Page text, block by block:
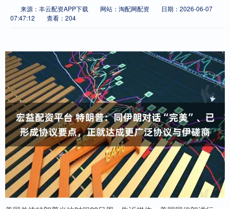
来源：丰云配资APP下载 网站：淘配网配资
日期：2026-06-07
07:47:12
查看：204